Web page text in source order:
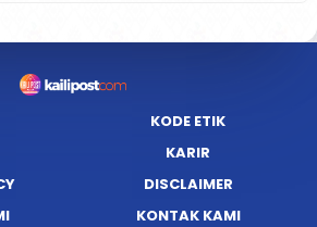
KODE ETIK
KARIR
DISCLAIMER
KONTAK KAMI